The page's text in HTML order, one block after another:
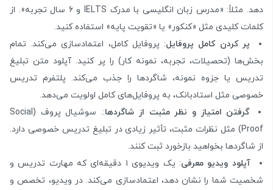
دهد. مثلاً: «مدرس زبان انگلیسی با مدرک IELTS و ۶ سال تجربه». از
کلمات کلیدی مثل «کنکور» یا «تقویت پایه» استفاده کنید.
پر کردن کامل پروفایل: پروفایل کامل، اعتمادسازی می‌کند. تمام
بخش‌ها (تحصیلات، تجربه، نمونه کار) را پر کنید. آپلود متن تبلیغ
تدریس یا جزوه نمونه، شاگردها را جذب می‌کند. پلتفرم تدریس
خصوصی مثل استادبانک، به پروفایل‌های کامل اولویت می‌دهد.
گرفتن امتیاز و نظر مثبت از شاگردها
:. سوشیال پروف (Social
Proof) مثل نظرات مثبت، تأثیر زیادی در تبلیغ تدریس خصوصی دارد.
از شاگردها بخواهید بازخورد ثبت کنند.
آپلود ویدیو معرفی
: یک ویدیوی ۱ دقیقه‌ای که مهارت تدریس و
شخصیت شما را نشان دهد، اعتمادسازی می‌کند. در ویدیو، تخصص و